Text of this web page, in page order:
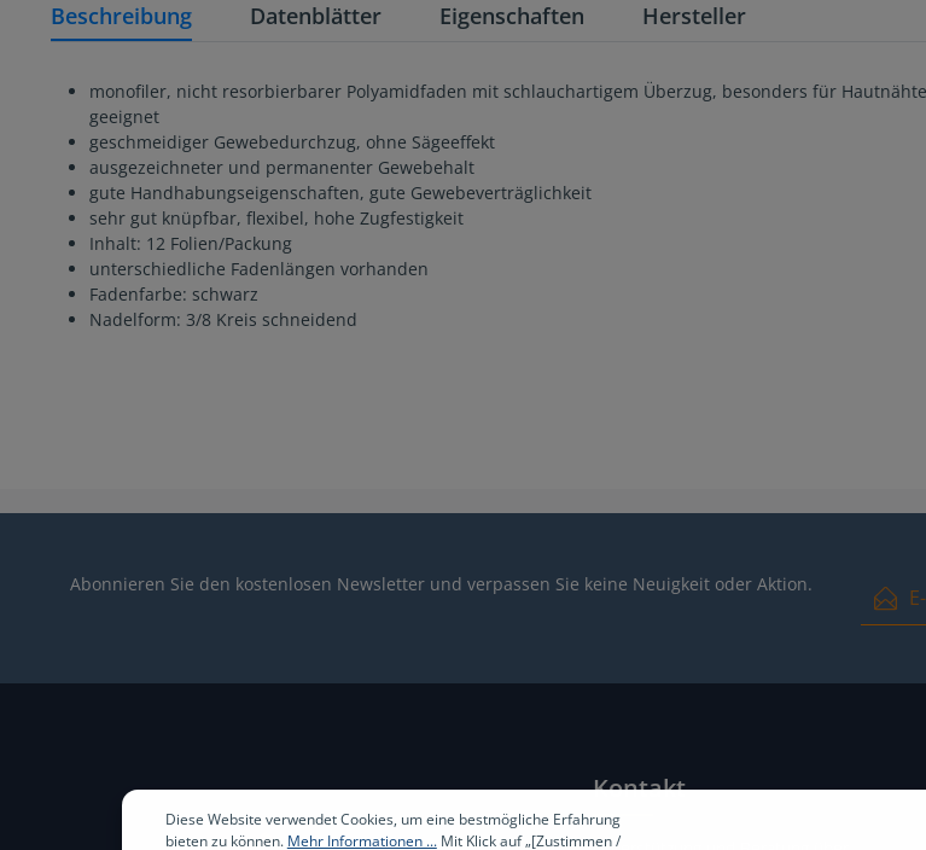
Beschreibung Datenblätter Eigenschaften Hersteller
monofiler, nicht resorbierbarer Polyamidfaden mit schlauchartigem Überzug, besonders für Hautnähte
geeignet
geschmeidiger Gewebedurchzug, ohne Sägeeffekt
ausgezeichneter und permanenter Gewebehalt
gute Handhabungseigenschaften, gute Gewebeverträglichkeit
sehr gut knüpfbar, flexibel, hohe Zugfestigkeit
Inhalt: 12 Folien/Packung
unterschiedliche Fadenlängen vorhanden
Fadenfarbe: schwarz
Nadelform: 3/8 Kreis schneidend
Abonnieren Sie den kostenlosen Newsletter und verpassen Sie keine Neuigkeit oder Aktion. E-Mail-
Kontakt
Diese Website verwendet Cookies, um eine bestmögliche Erfahrung
bieten zu können. Mehr Informationen ...Mit Klick auf „[Zustimmen /